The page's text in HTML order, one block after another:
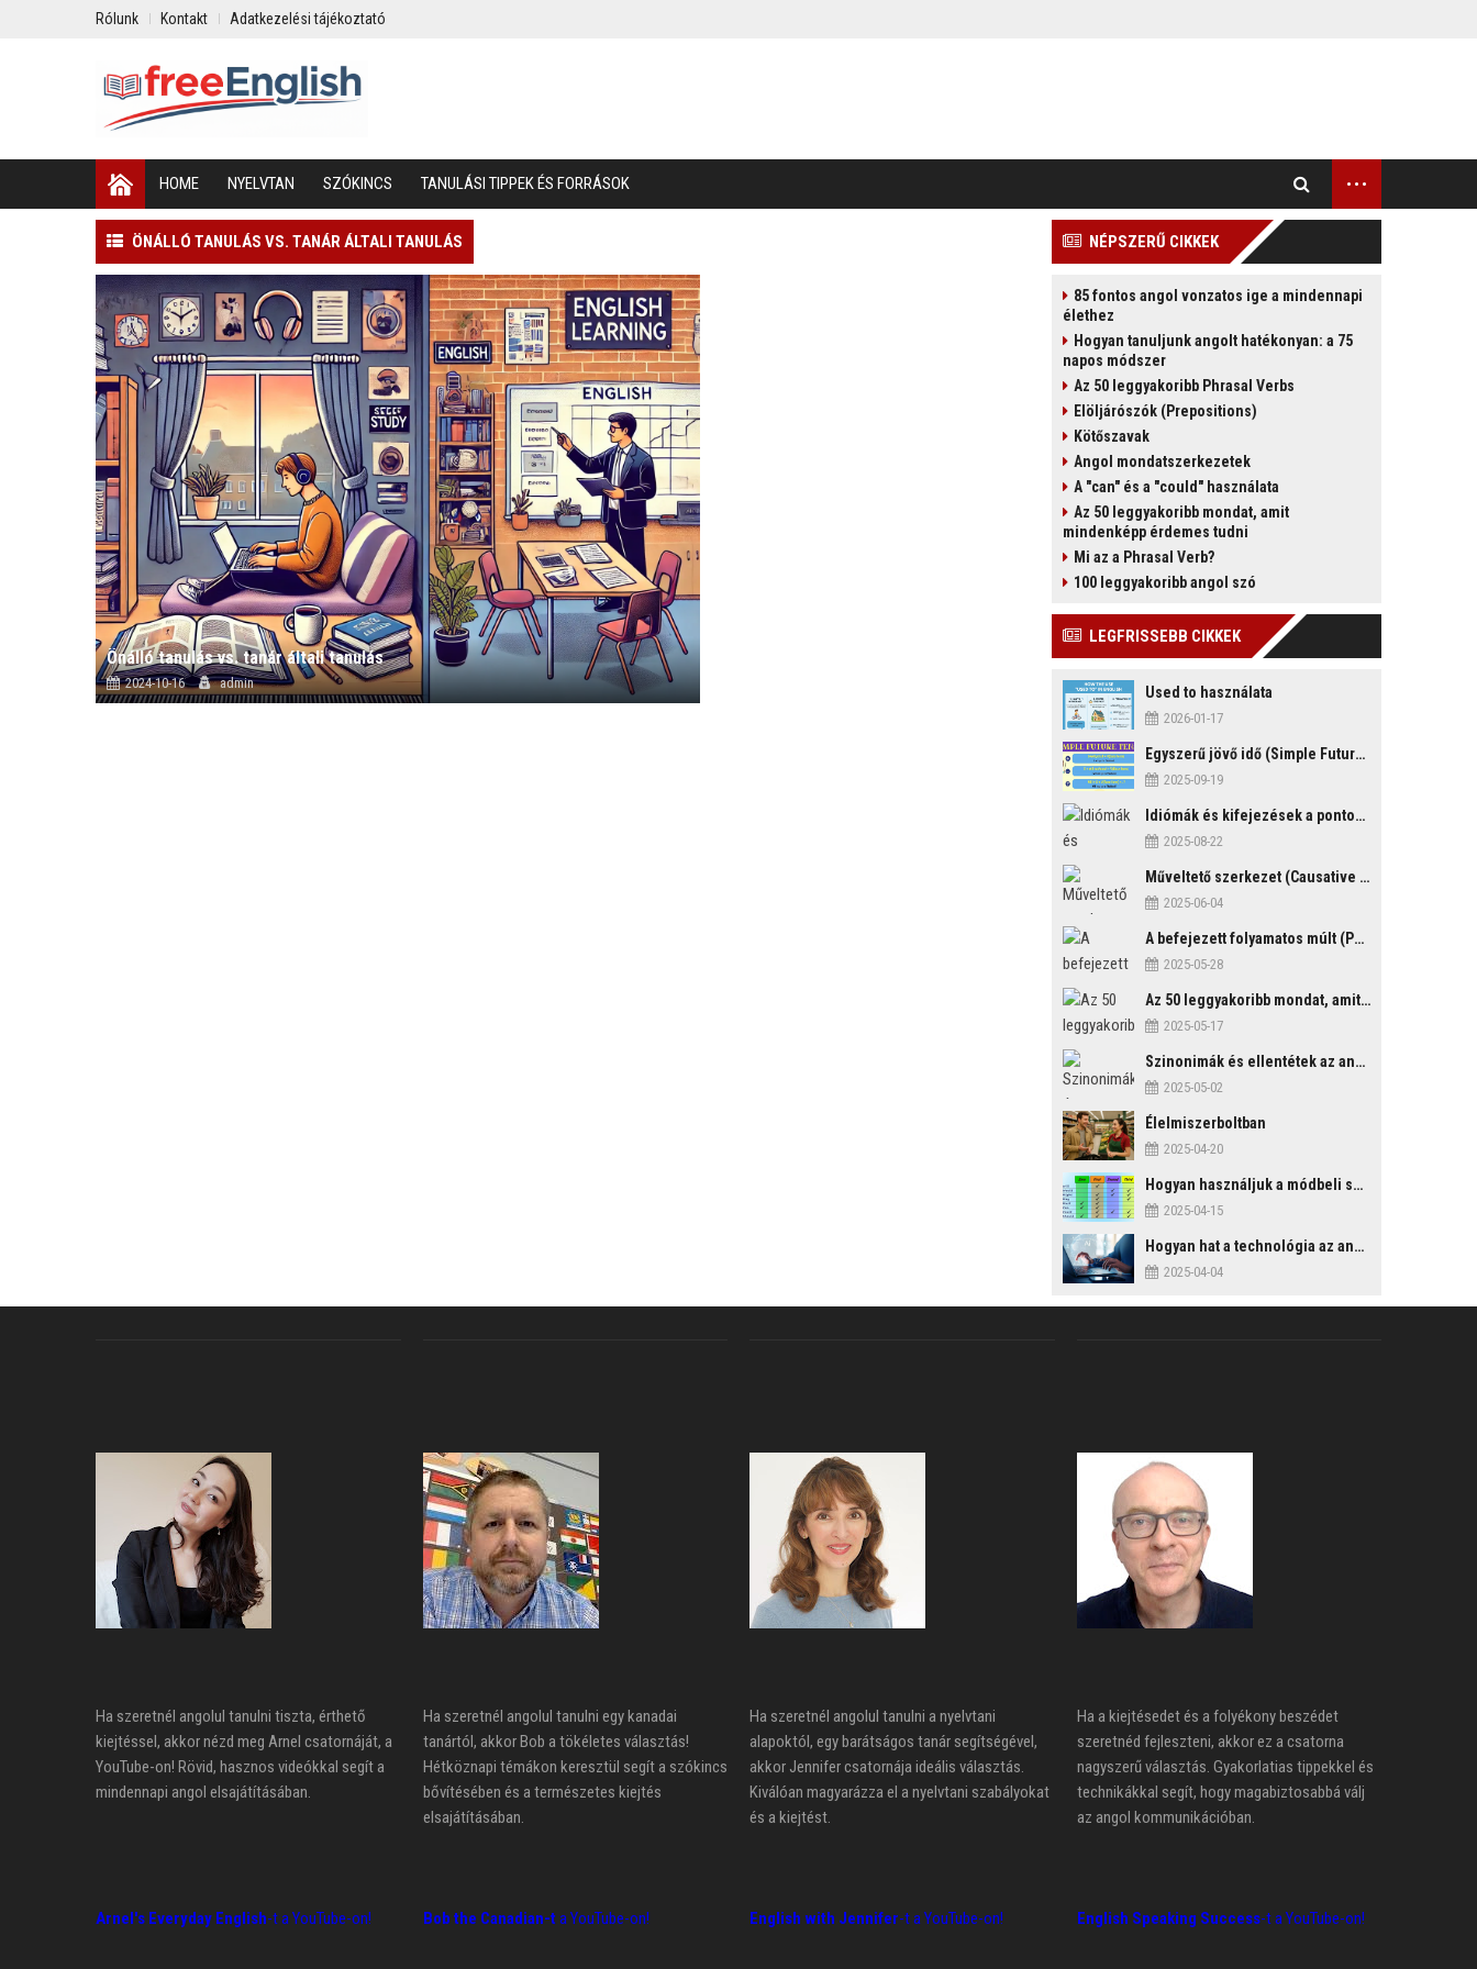
Rólunk Kontakt Adatkezelési tájékoztató
HOME NYELVTAN SZÓKINCS TANULÁSI TIPPEK ÉS FORRÁSOK ...
ÖNÁLLÓ TANULÁS VS. TANÁR ÁLTALI TANULÁS
Önálló tanulás vs. tanár általi tanulás
2024-10-16 admin
NÉPSZERŰ CIKKEK
85 fontos angol vonzatos ige a mindennapi
élethez
Hogyan tanuljunk angolt hatékonyan: a 75
napos módszer
Az 50 leggyakoribb Phrasal Verbs
Elöljárószók (Prepositions)
Kötőszavak
Angol mondatszerkezetek
A "can" és a "could" használata
Az 50 leggyakoribb mondat, amit
mindenképp érdemes tudni
Mi az a Phrasal Verb?
100 leggyakoribb angol szó
LEGFRISSEBB CIKKEK
Used to használata
2026-01-17
Egyszerű jövő idő (Simple Future Tense)
2025-09-19
Idiómák és kifejezések a pontosság és késés témakörében
2025-08-22
Műveltető szerkezet (Causative Mood)
2025-06-04
A befejezett folyamatos múlt (Past Perfect Continuous Tense)
2025-05-28
Az 50 leggyakoribb mondat, amit mindenképp érdemes tudni
2025-05-17
Szinonimák és ellentétek az angol nyelvben
2025-05-02
Élelmiszerboltban
2025-04-20
Hogyan használjuk a módbeli segédigéket a feltételes mondatszerkezetekben?
2025-04-15
Hogyan hat a technológia az angol tanulási folyamatokra?
2025-04-04
Ha szeretnél angolul tanulni tiszta, érthető
kiejtéssel, akkor nézd meg Arnel csatornáját, a
YouTube-on! Rövid, hasznos videókkal segít a
mindennapi angol elsajátításában.
Arnel's Everyday English-t a YouTube-on!
Ha szeretnél angolul tanulni egy kanadai
tanártól, akkor Bob a tökéletes választás!
Hétköznapi témákon keresztül segít a szókincs
bővítésében és a természetes kiejtés
elsajátításában.
Bob the Canadian-t a YouTube-on!
Ha szeretnél angolul tanulni a nyelvtani
alapoktól, egy barátságos tanár segítségével,
akkor Jennifer csatornája ideális választás.
Kiválóan magyarázza el a nyelvtani szabályokat
és a kiejtést.
English with Jennifer-t a YouTube-on!
Ha a kiejtésedet és a folyékony beszédet
szeretnéd fejleszteni, akkor ez a csatorna
nagyszerű választás. Gyakorlatias tippekkel és
technikákkal segít, hogy magabiztosabbá válj
az angol kommunikációban.
English Speaking Success-t a YouTube-on!